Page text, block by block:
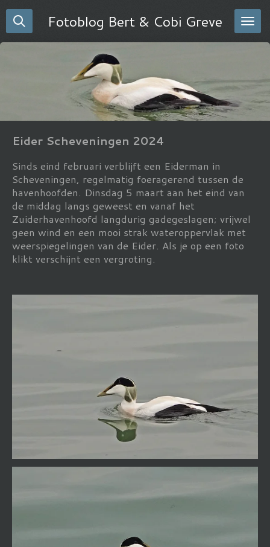
Ga
direct
Fotoblog Bert & Cobi Greve
Eider Scheveningen 2024
Sinds eind februari verblijft een Eiderman in
Scheveningen, regelmatig foeragerend tussen de
havenhoofden. Dinsdag 5 maart aan het eind van
de middag langs geweest en vanaf het
Zuiderhavenhoofd langdurig gadegeslagen; vrijwel
geen wind en een mooi strak wateroppervlak met
weerspiegelingen van de Eider. Als je op een foto
klikt verschijnt een vergroting.